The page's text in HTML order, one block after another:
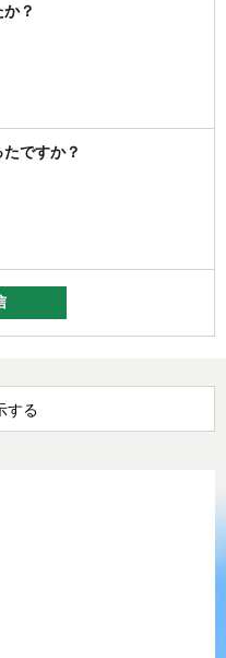
？
ですか？
する